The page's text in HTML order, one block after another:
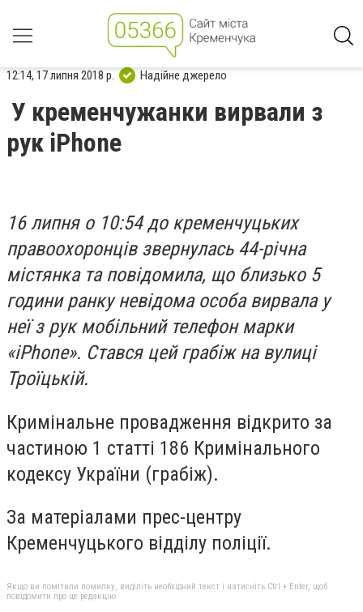
12:14, 17 липня 2018 р. Надійне джерело
У кременчужанки вирвали з
рук iPhone
16 липня о 10:54 до кременчуцьких
правоохоронців звернулась 44-річна
містянка та повідомила, що близько 5
години ранку невідома особа вирвала у
неї з рук мобільний телефон марки
«iPhone». Стався цей грабіж на вулиці
Троїцькій.
Кримінальне провадження відкрито за
частиною 1 статті 186 Кримінального
кодексу України (грабіж).
За матеріалами прес-центру
Кременчуцького відділу поліції.
Якщо ви помітили помилку, виділіть необхідний текст і натисніть Ctrl + Enter, щоб
повідомити про це редакцію